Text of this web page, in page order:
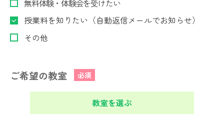
無料体験・体験会を受けたい
授業料を知りたい（自動返信メールでお知らせ）
その他
ご希望の教室 必須
教室を選ぶ